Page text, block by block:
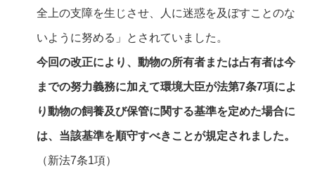
全上の支障を生じさせ、人に迷惑を及ぼすことのな
いように努める」とされていました。
今回の改正により、動物の所有者または占有者は今
までの努力義務に加えて環境大臣が法第7条7項によ
り動物の飼養及び保管に関する基準を定めた場合に
は、当該基準を順守すべきことが規定されました。
（新法7条1項）